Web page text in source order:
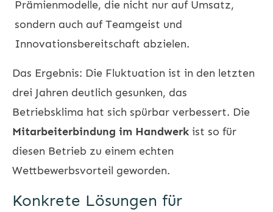
Prämienmodelle, die nicht nur auf Umsatz,
sondern auch auf Teamgeist und
Innovationsbereitschaft abzielen.
Das Ergebnis: Die Fluktuation ist in den letzten
drei Jahren deutlich gesunken, das
Betriebsklima hat sich spürbar verbessert. Die
Mitarbeiterbindung im Handwerk ist so für
diesen Betrieb zu einem echten
Wettbewerbsvorteil geworden.
Konkrete Lösungen für